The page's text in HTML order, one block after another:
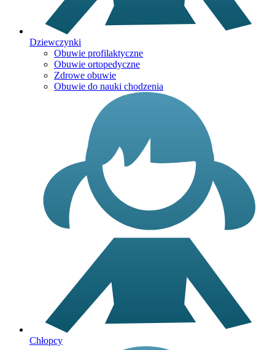
Dziewczynki
Obuwie profilaktyczne
Obuwie ortopedyczne
Zdrowe obuwie
Obuwie do nauki chodzenia
Chłopcy